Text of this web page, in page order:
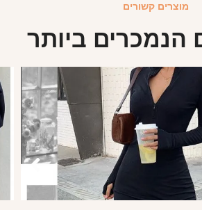
מוצרים קשורים
הנמכרים ביותר